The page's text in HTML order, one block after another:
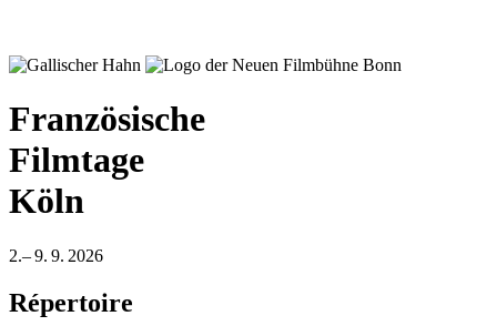
Französische
Filmtage
Köln
2.– 9. 9. 2026
Répertoire